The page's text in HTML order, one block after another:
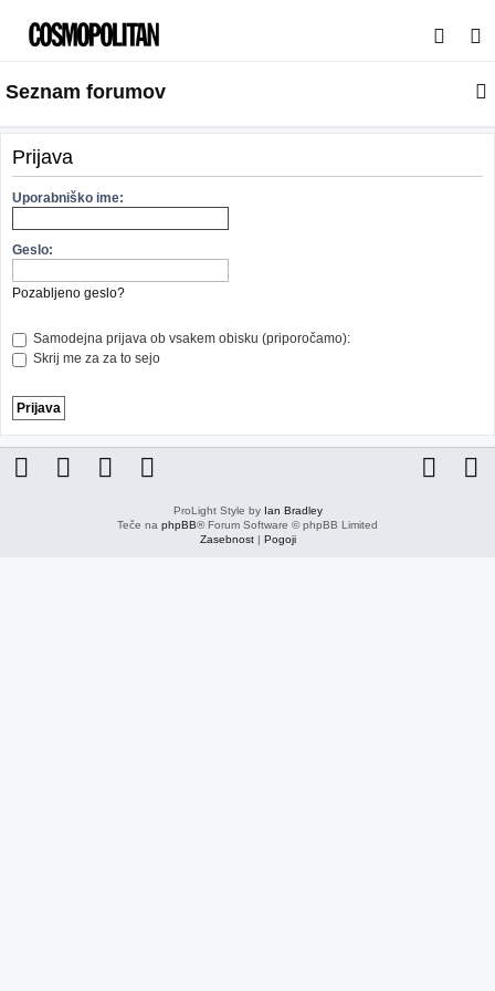
s
a
j
Seznam forumov
Prijava
Uporabniško ime:
Geslo:
Pozabljeno geslo?
Samodejna prijava ob vsakem obisku (priporočamo):
Skrij me za za to sejo
ProLight Style by Ian Bradley
Teče na phpBB® Forum Software © phpBB Limited
Zasebnost| Pogoji